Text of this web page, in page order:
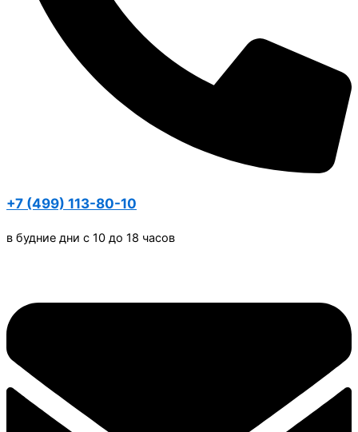
+7 (499) 113-80-10
в будние дни с 10 до 18 часов